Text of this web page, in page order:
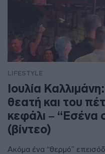
LIFESTYLE
Ιουλία
θεατή και του
κεφάλι – “Εσένα
(βίντεο)
Ακόμα ένα “θερμό”